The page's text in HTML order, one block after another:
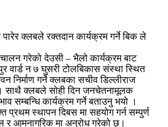
क्लबले रक्तदान कार्यक्रम गर्ने बिक ले
गरेको देउसी – भैलो कार्यक्रम बाट
न ७ घुसरी टोलबिकास संस्था स्थित
निर्माण गर्ने क्लबका सचीव डिल्लीराज
साथै क्लबले सोही दिन जनचेतनामूलक
सम्बन्धि कार्यक्रम गर्ने बताउनु भयो ।
प्रथम स्थापन दिबस मा सहयोग गर्न सम्पुर्ण
र आमनागरिक मा अनुरोध गरेको छ।